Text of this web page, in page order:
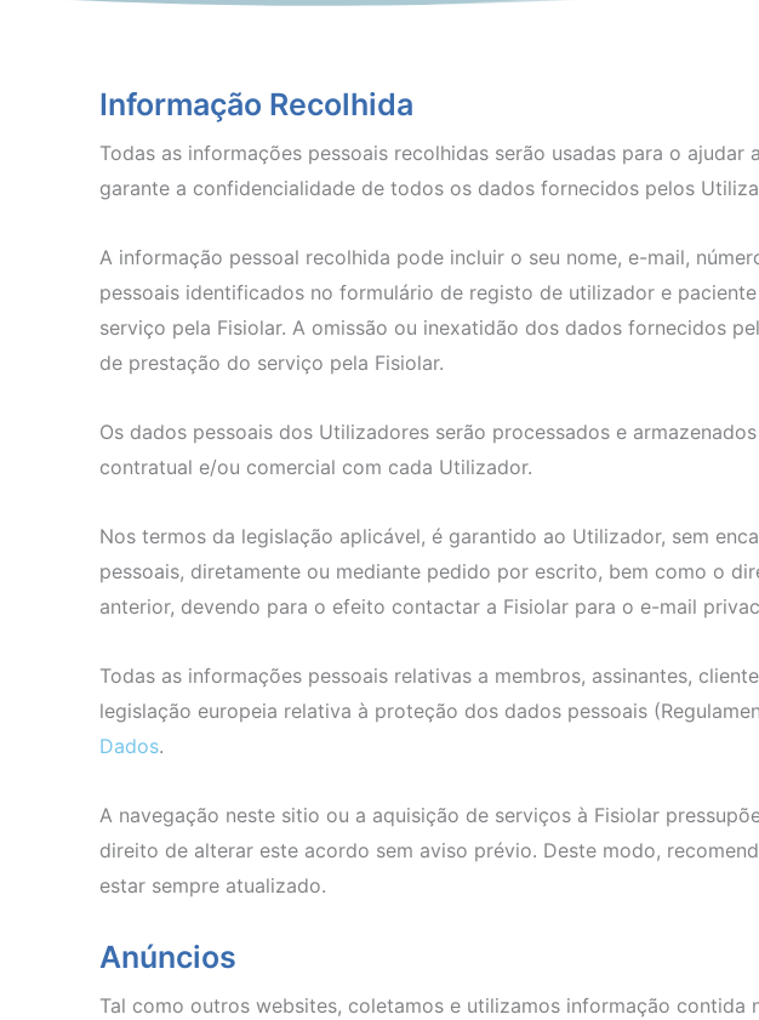
Informação Recolhida
Todas as informações pessoais recolhidas serão usadas para o
garante a confidencialidade de todos os dados fornecidos pelos
A informação pessoal recolhida pode incluir o seu nome, e-mail,
pessoais identificados no formulário de registo de utilizador e
serviço pela Fisiolar. A omissão ou inexatidão dos dados fornecidos
de prestação do serviço pela Fisiolar.
Os dados pessoais dos Utilizadores serão processados e
contratual e/ou comercial com cada Utilizador.
Nos termos da legislação aplicável, é garantido ao Utilizador, sem
pessoais, diretamente ou mediante pedido por escrito, bem como o
anterior, devendo para o efeito contactar a Fisiolar para o e-mail
Todas as informações pessoais relativas a membros, assinantes,
legislação europeia relativa à proteção dos dados pessoais
Dados.
A navegação neste sitio ou a aquisição de serviços à Fisiolar
direito de alterar este acordo sem aviso prévio. Deste modo,
estar sempre atualizado.
Anúncios
Tal como outros websites, coletamos e utilizamos informação